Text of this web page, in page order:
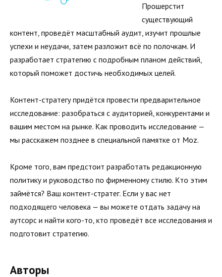
Прошерстит
существующий
контент, проведёт масштабный аудит, изучит прошлые
успехи и неудачи, затем разложит всё по полочкам. И
разработает стратегию с подробным планом действий,
который поможет достичь необходимых целей.
Контент-стратегу придётся провести предварительное
исследование: разобраться с аудиторией, конкурентами и
вашим местом на рынке. Как проводить исследование —
мы расскажем позднее в специальной памятке от Moz.
Кроме того, вам предстоит разработать редакционную
политику и руководство по фирменному стилю. Кто этим
займётся? Ваш контент-стратег. Если у вас нет
подходящего человека — вы можете отдать задачу на
аутсорс и найти кого-то, кто проведёт все исследования и
подготовит стратегию.
Авторы